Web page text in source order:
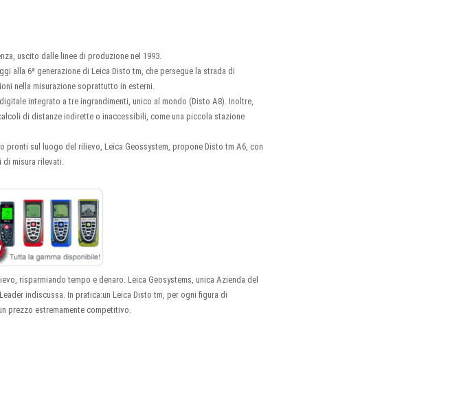
uscito dalle linee di produzione nel 1993.
alla 6ª generazione di Leica Disto tm, che persegue la strada di
nella misurazione soprattutto in esterni.
integrato a tre ingrandimenti, unico al mondo (Disto A8). Inoltre,
di distanze indirette o inaccessibili, come una piccola stazione
sul luogo del rilievo, Leica Geossystem, propone Disto tm A6, con
misura rilevati.
risparmiando tempo e denaro. Leica Geosystems, unica Azienda del
indiscussa. In pratica:un Leica Disto tm, per ogni figura di
prezzo estremamente competitivo.